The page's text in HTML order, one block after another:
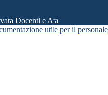
Docenti e Ata
utile per il personale